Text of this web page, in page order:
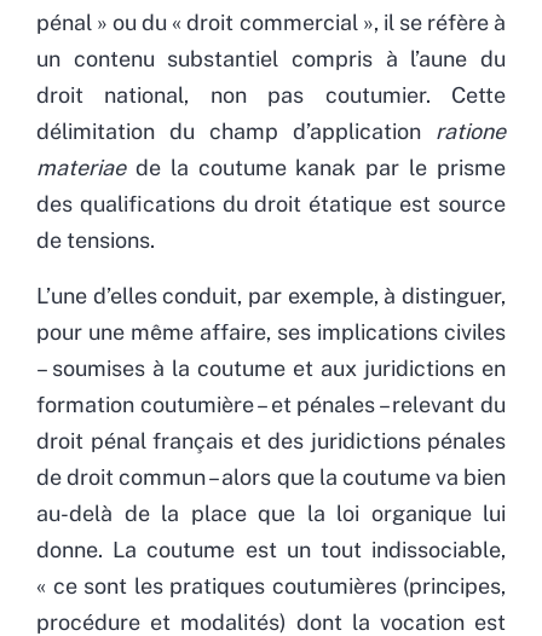
pénal » ou du « droit commercial », il se réfère à
un contenu substantiel compris à l’aune du
droit national, non pas coutumier. Cette
délimitation du champ d’application ratione
materiaede la coutume kanak par le prisme
des qualifications du droit étatique est source
de tensions.
L’une d’elles conduit, par exemple, à distinguer,
pour une même affaire, ses implications civiles
– soumises à la coutume et aux juridictions en
formation coutumière – et pénales – relevant du
droit pénal français et des juridictions pénales
de droit commun – alors que la coutume va bien
au-delà de la place que la loi organique lui
donne. La coutume est un tout indissociable,
« ce sont les pratiques coutumières (principes,
procédure et modalités) dont la vocation est